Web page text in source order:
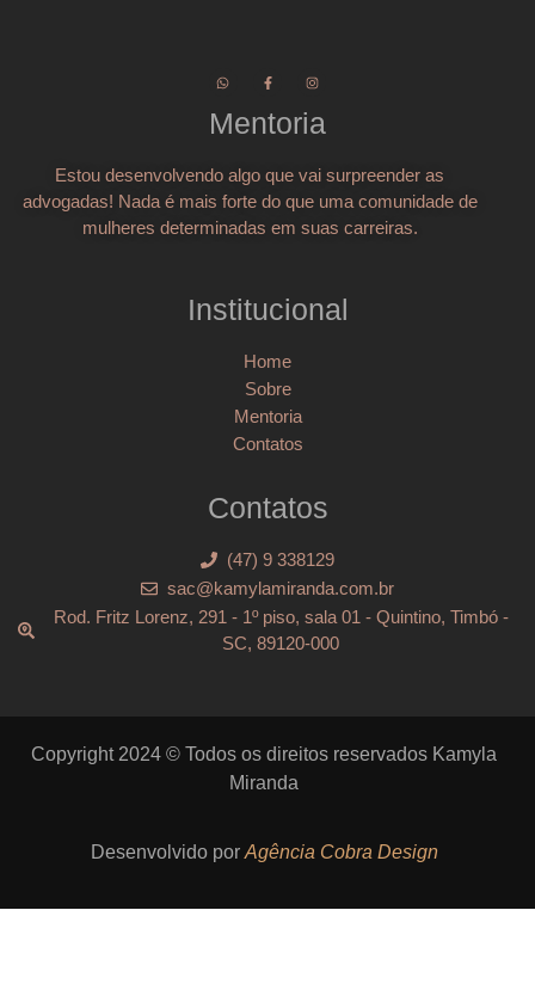
Mentoria
Estou desenvolvendo algo que vai surpreender as
advogadas! Nada é mais forte do que uma comunidade de
mulheres determinadas em suas carreiras.
Institucional
Home
Sobre
Mentoria
Contatos
Contatos
(47) 9 338129
sac@kamylamiranda.com.br
Rod. Fritz Lorenz, 291 - 1º piso, sala 01 - Quintino, Timbó -
SC, 89120-000
Copyright 2024 © Todos os direitos reservados Kamyla
Miranda
Desenvolvido por Agência Cobra Design